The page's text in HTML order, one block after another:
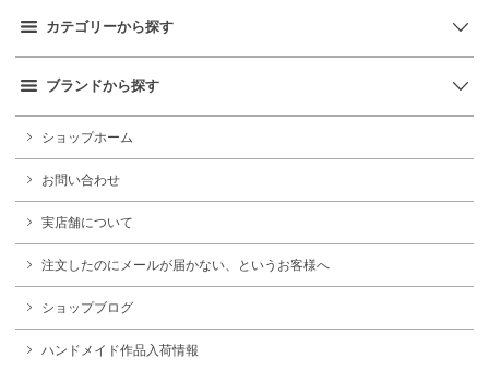
カテゴリーから探す
ブランドから探す
ショップホーム
お問い合わせ
実店舗について
注文したのにメールが届かない、というお客様へ
ショップブログ
ハンドメイド作品入荷情報